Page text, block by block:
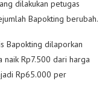
dilakukan petugas
Bapokting berubah.
Bapokting dilaporkan
Rp7.500 dari harga
Rp65.000 per